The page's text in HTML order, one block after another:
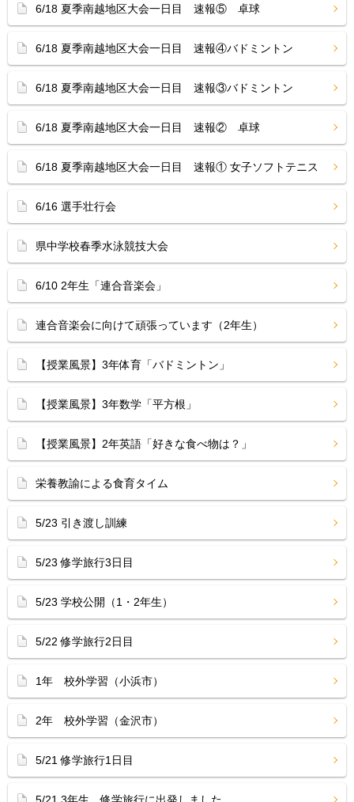
6/18 夏季南越地区大会一日目 速報⑤ 卓球
6/18 夏季南越地区大会一日目 速報④バドミントン
6/18 夏季南越地区大会一日目 速報③バドミントン
6/18 夏季南越地区大会一日目 速報② 卓球
6/18 夏季南越地区大会一日目 速報① 女子ソフトテニス
6/16 選手壮行会
県中学校春季水泳競技大会
6/10 2年生「連合音楽会」
連合音楽会に向けて頑張っています（2年生）
【授業風景】3年体育「バドミントン」
【授業風景】3年数学「平方根」
【授業風景】2年英語「好きな食べ物は？」
栄養教諭による食育タイム
5/23 引き渡し訓練
5/23 修学旅行3日目
5/23 学校公開（1・2年生）
5/22 修学旅行2日目
1年 校外学習（小浜市）
2年 校外学習（金沢市）
5/21 修学旅行1日目